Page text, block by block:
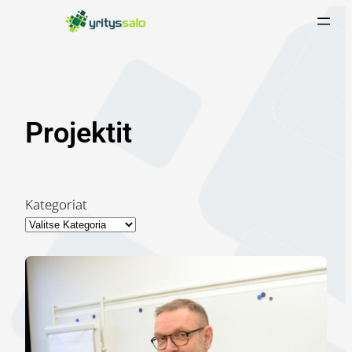
Projektit
Kategoriat